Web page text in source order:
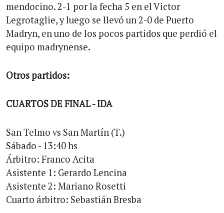
mendocino. 2-1 por la fecha 5 en el Victor
Legrotaglie, y luego se llevó un 2-0 de Puerto
Madryn, en uno de los pocos partidos que perdió el
equipo madrynense.
Otros partidos:
CUARTOS DE FINAL - IDA
San Telmo vs San Martín (T.)
Sábado - 13:40 hs
Árbitro: Franco Acita
Asistente 1: Gerardo Lencina
Asistente 2: Mariano Rosetti
Cuarto árbitro: Sebastián Bresba